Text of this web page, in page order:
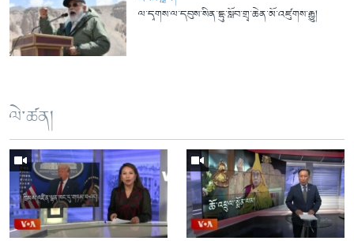
ལ་དྭགས་ལ་དབུས་སིན་དྷུ་སློབ་གྲྭ་ཆེན་མོ་འཛུགས་རྒྱུ།
ལེ་ཚན།